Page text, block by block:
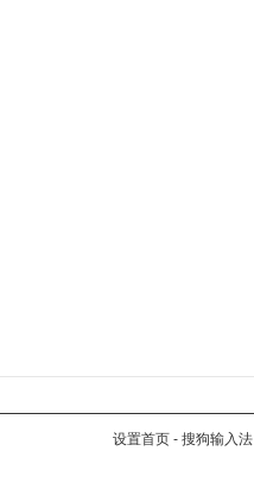
设置首页 - 搜狗输入法